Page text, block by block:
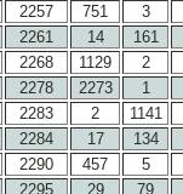
2257 751 3
2261 14 161
2268 1129 2
2278 2273 1
2283 2 1141
2284 17 134
2290 457 5
2295 29 79